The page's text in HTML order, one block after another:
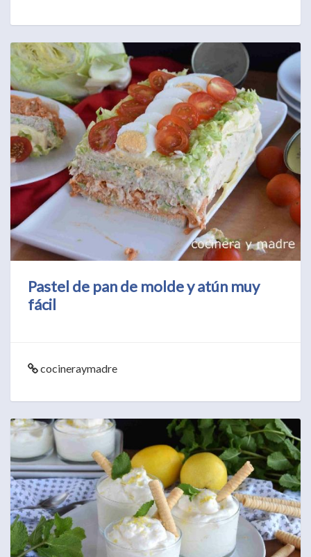
Pastel de pan de molde y atún muy
fácil
cocineraymadre